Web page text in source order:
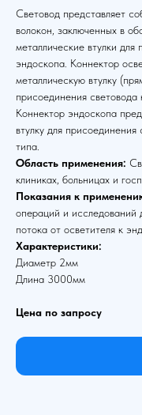
Световод представляет
волокон, заключенных в
металлические втулки для
эндоскопа. Коннектор
металлическую втулку
присоединения световода
Коннектор эндоскопа
втулку для
типа.
Область применения:
клиниках, больницах и
Показания к
операций и исследований
потока от осветителя к
Характеристики:
Диаметр 2мм
Длина 3000мм
Цена по запросу